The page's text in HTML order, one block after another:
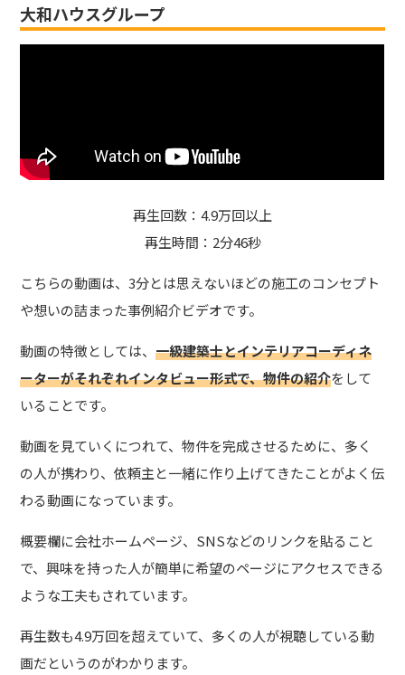
大和ハウスグループ
再生回数：4.9万回以上
再生時間：2分46秒
こちらの動画は、3分とは思えないほどの施工のコンセプト
や想いの詰まった事例紹介ビデオです。
動画の特徴としては、一級建築士とインテリアコーディネ
ーターがそれぞれインタビュー形式で、物件の紹介をして
いることです。
動画を見ていくにつれて、物件を完成させるために、多く
の人が携わり、依頼主と一緒に作り上げてきたことがよく伝
わる動画になっています。
概要欄に会社ホームページ、SNSなどのリンクを貼ること
で、興味を持った人が簡単に希望のページにアクセスできる
ような工夫もされています。
再生数も4.9万回を超えていて、多くの人が視聴している動
画だというのがわかります。